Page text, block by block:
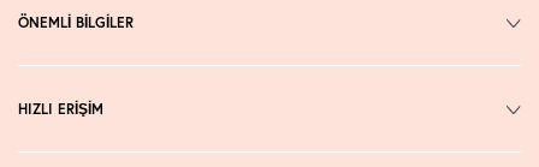
ÖNEMLİ BİLGİLER
HIZLI ERİŞİM